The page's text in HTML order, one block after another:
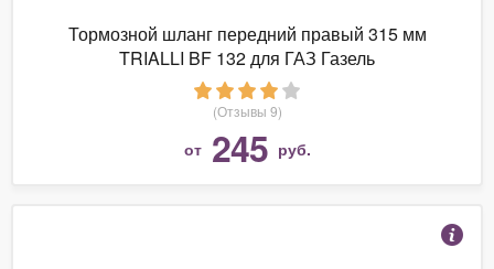
Тормозной шланг передний правый 315 мм
TRIALLI BF 132 для ГАЗ Газель
(Отзывы 9)
от 245 руб.